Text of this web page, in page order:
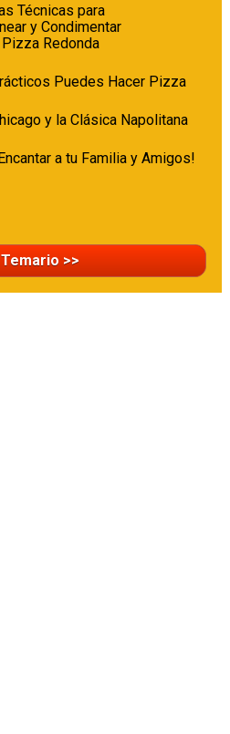
Técnicas para
y Condimentar
Pizza Redonda
Puedes Hacer Pizza
y la Clásica Napolitana
a tu Familia y Amigos!
>>